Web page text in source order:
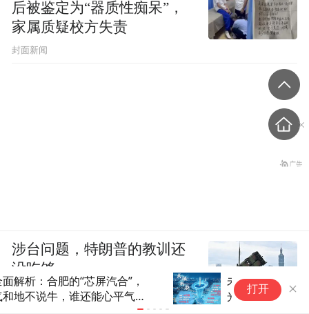
未来产业资本坐标丨角逐“世界
光谷”武汉“芯”“光”闪耀
打开
后被鉴定为“器质性痴呆”，
家属质疑校方失责
封面新闻
涉台问题，特朗普的教训还
没吃够